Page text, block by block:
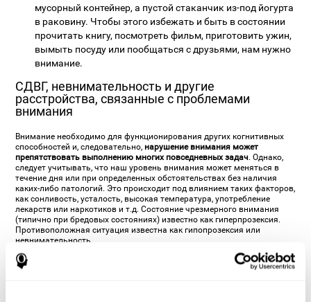
мусорный контейнер, а пустой стаканчик из-под йогурта
в раковину. Чтобы этого избежать и быть в состоянии
прочитать книгу, посмотреть фильм, приготовить ужин,
вымыть посуду или пообщаться с друзьями, нам нужно
внимание.
СДВГ, невнимательность и другие
расстройства, связанные с проблемами
внимания
Внимание необходимо для функционирования других когнитивных
способностей и, следовательно, нарушение внимания может
препятствовать выполнению многих повседневных задач. Однако,
следует учитывать, что наш уровень внимания может меняться в
течение дня или при определенных обстоятельствах без наличия
каких-либо патологий. Это происходит под влиянием таких факторов,
как сонливость, усталость, высокая температура, употребление
лекарств или наркотиков и т.д. Состояние чрезмерного внимания
(типично при бредовых состояниях) известно как гиперпрозексия.
Противоположная ситуация известна как гипопрозексия или
невнимательность.
Наиболее известным расстройством внимания, вероятно, является
Синдром дефицита внимания с гиперактивностью (СДВГ)
или без